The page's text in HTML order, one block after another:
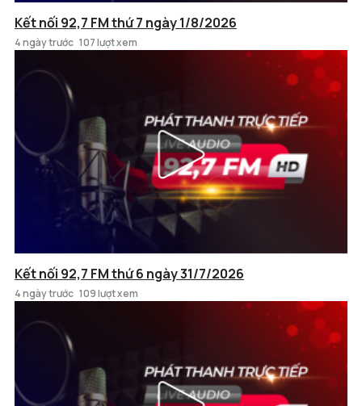
Kết nối 92,7 FM thứ 7 ngày 1/8/2026
4 ngày trước 107 lượt xem
Kết nối 92,7 FM thứ 6 ngày 31/7/2026
4 ngày trước 109 lượt xem